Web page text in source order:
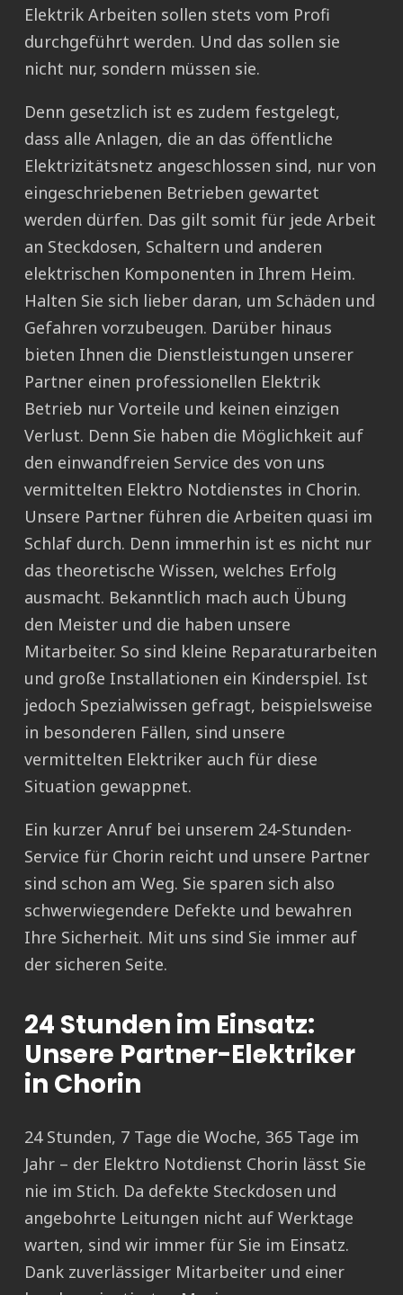
Elektrik Arbeiten sollen stets vom Profi
durchgeführt werden. Und das sollen sie
nicht nur, sondern müssen sie.
Denn gesetzlich ist es zudem festgelegt,
dass alle Anlagen, die an das öffentliche
Elektrizitätsnetz angeschlossen sind, nur von
eingeschriebenen Betrieben gewartet
werden dürfen. Das gilt somit für jede Arbeit
an Steckdosen, Schaltern und anderen
elektrischen Komponenten in Ihrem Heim.
Halten Sie sich lieber daran, um Schäden und
Gefahren vorzubeugen. Darüber hinaus
bieten Ihnen die Dienstleistungen unserer
Partner einen professionellen Elektrik
Betrieb nur Vorteile und keinen einzigen
Verlust. Denn Sie haben die Möglichkeit auf
den einwandfreien Service des von uns
vermittelten Elektro Notdienstes in Chorin.
Unsere Partner führen die Arbeiten quasi im
Schlaf durch. Denn immerhin ist es nicht nur
das theoretische Wissen, welches Erfolg
ausmacht. Bekanntlich mach auch Übung
den Meister und die haben unsere
Mitarbeiter. So sind kleine Reparaturarbeiten
und große Installationen ein Kinderspiel. Ist
jedoch Spezialwissen gefragt, beispielsweise
in besonderen Fällen, sind unsere
vermittelten Elektriker auch für diese
Situation gewappnet.
Ein kurzer Anruf bei unserem 24-Stunden-
Service für Chorin reicht und unsere Partner
sind schon am Weg. Sie sparen sich also
schwerwiegendere Defekte und bewahren
Ihre Sicherheit. Mit uns sind Sie immer auf
der sicheren Seite.
24 Stunden im Einsatz:
Unsere Partner-Elektriker
in Chorin
24 Stunden, 7 Tage die Woche, 365 Tage im
Jahr – der Elektro Notdienst Chorin lässt Sie
nie im Stich. Da defekte Steckdosen und
angebohrte Leitungen nicht auf Werktage
warten, sind wir immer für Sie im Einsatz.
Dank zuverlässiger Mitarbeiter und einer